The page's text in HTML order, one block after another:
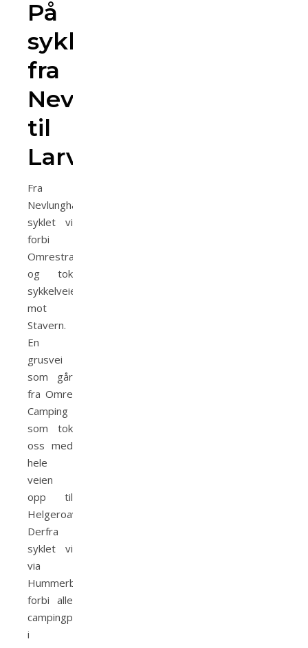
På
sykkel
fra
Nevlunghavn
til
Larvik
Fra
Nevlunghavn
syklet vi
forbi
Omrestranden
og tok
sykkelveien
mot
Stavern.
En
grusvei
som går
fra Omre
Camping
som tok
oss med
hele
veien
opp til
Helgeroaveien.
Derfra
syklet vi
via
Hummerbakken,
forbi alle
campingplassene
i